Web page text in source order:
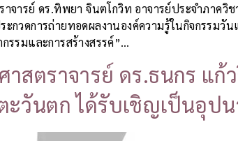
าจารย์ ดร.ทิพยา จินตโกวิท อาจารย์ประจำภาค
ะกวดการถ่ายทอดผลงานองค์ความรู้ในกิจกรรมวั
รรมและการสร้างสรรค์”…
าสตราจารย์ ดร.ธนกร แก้
ะวันตก ได้รับเชิญเป็นอุป